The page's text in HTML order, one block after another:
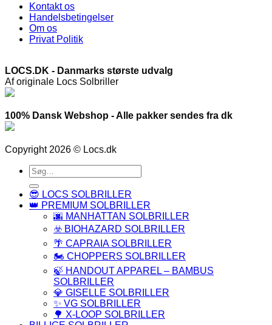
Kontakt os
Handelsbetingelser
Om os
Privat Politik
LOCS.DK - Danmarks største udvalg
Af originale Locs Solbriller
100% Dansk Webshop - Alle pakker sendes fra dk
Copyright 2026 © Locs.dk
Søg
efter:
😎 LOCS SOLBRILLER
👑 PREMIUM SOLBRILLER
🌆 MANHATTAN SOLBRILLER
☣️ BIOHAZARD SOLBRILLER
🌴 CAPRAIA SOLBRILLER
🏍️ CHOPPERS SOLBRILLER
🍃 HANDOUT APPAREL – BAMBUS
SOLBRILLER
💎 GISELLE SOLBRILLER
✨ VG SOLBRILLER
🌳 X-LOOP SOLBRILLER